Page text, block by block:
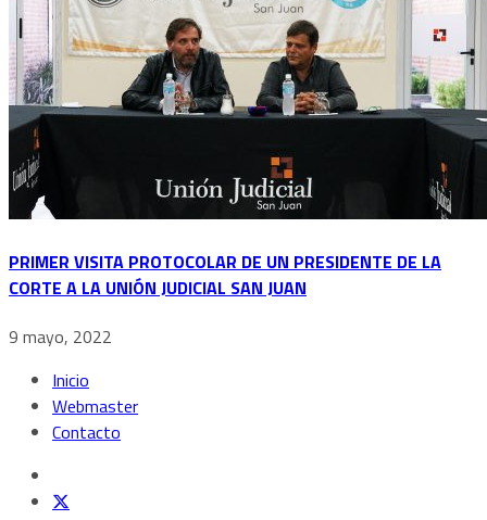
PRIMER VISITA PROTOCOLAR DE UN PRESIDENTE DE LA
CORTE A LA UNIÓN JUDICIAL SAN JUAN
9 mayo, 2022
Inicio
Webmaster
Contacto